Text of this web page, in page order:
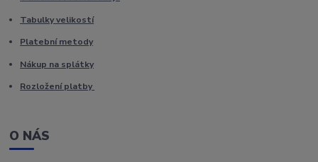
Tabulky velikostí
Platební metody
Nákup na splátky
Rozložení platby
O NÁS